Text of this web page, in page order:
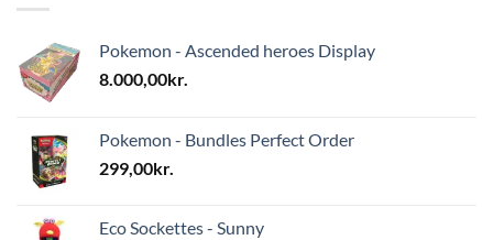
Pokemon - Ascended heroes Display
8.000,00kr.
Pokemon - Bundles Perfect Order
299,00kr.
Eco Sockettes - Sunny